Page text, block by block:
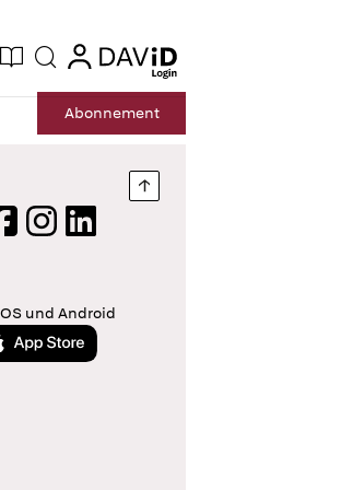
Suche login
Abonnement
Nach oben springen
Instagram
LinkedIn
und Android
im App Store